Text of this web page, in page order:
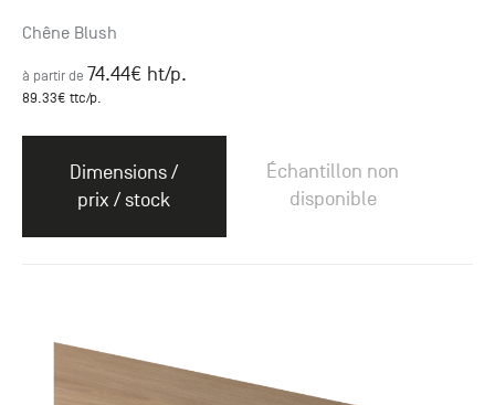
Chêne Blush
à partir de 74.44€ ht/p.
89.33€ ttc/p.
Dimensions /
prix / stock
Échantillon non
disponible